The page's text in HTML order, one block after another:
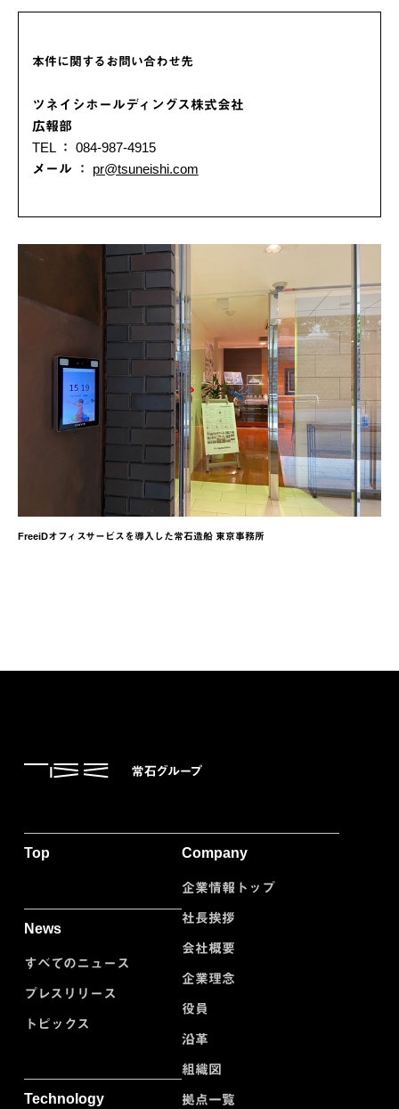
本件に関するお問い合わせ先
ツネイシホールディングス株式会社
広報部
TEL ： 084-987-4915
メール ： pr@tsuneishi.com
FreeiDオフィスサービスを導入した常石造船 東京事務所
Top
News
すべてのニュース
プレスリリース
トピックス
Technology
Company
企業情報トップ
社長挨拶
会社概要
企業理念
役員
沿革
組織図
拠点一覧